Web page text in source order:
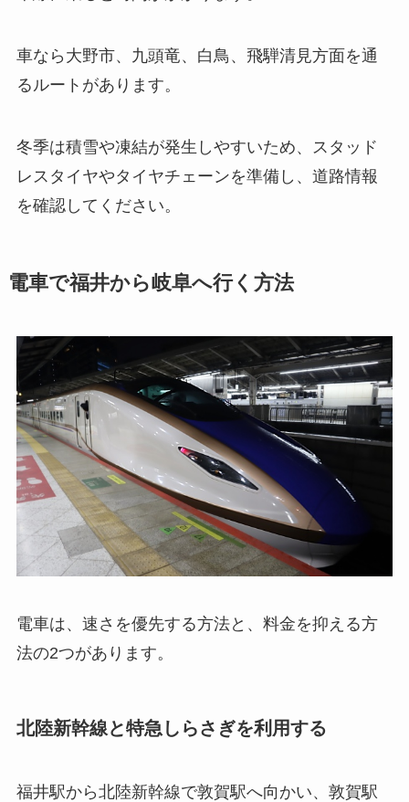
車なら大野市、九頭竜、白鳥、飛騨清見方面を通
るルートがあります。
冬季は積雪や凍結が発生しやすいため、スタッド
レスタイヤやタイヤチェーンを準備し、道路情報
を確認してください。
電車で福井から岐阜へ行く方法
電車は、速さを優先する方法と、料金を抑える方
法の2つがあります。
北陸新幹線と特急しらさぎを利用する
福井駅から北陸新幹線で敦賀駅へ向かい、敦賀駅